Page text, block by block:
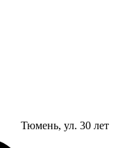
Тюмень, ул. 30 лет